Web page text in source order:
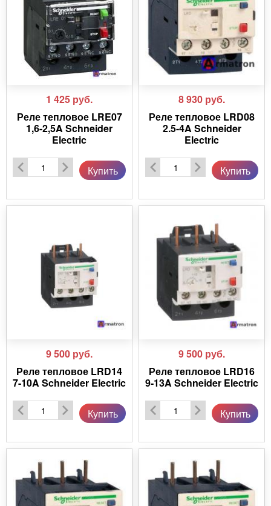
1 425 руб.
Реле тепловое LRE07
1,6-2,5A Schneider
Electric
Купить
8 930 руб.
Реле тепловое LRD08
2.5-4A Schneider
Electric
Купить
9 500 руб.
Реле тепловое LRD14
7-10A Schneider Electric
Купить
9 500 руб.
Реле тепловое LRD16
9-13A Schneider Electric
Купить